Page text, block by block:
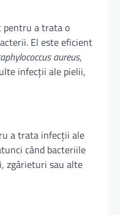
pentru a trata o
El este eficient
aureus,
infecții ale pielii,
a trata infecții ale
când bacteriile
zgârieturi sau alte